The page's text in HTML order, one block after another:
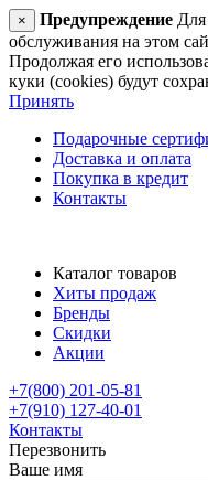
× Предупреждение Для
обслуживания на этом
Продолжая его
куки (cookies) будут
Принять
Подарочные
Доставка и оплата
Покупка в кредит
Контакты
Каталог товаров
Хиты продаж
Бренды
Скидки
Акции
+7(800) 201-05-81
+7(910) 127-40-01
Контакты
Перезвонить
Ваше имя